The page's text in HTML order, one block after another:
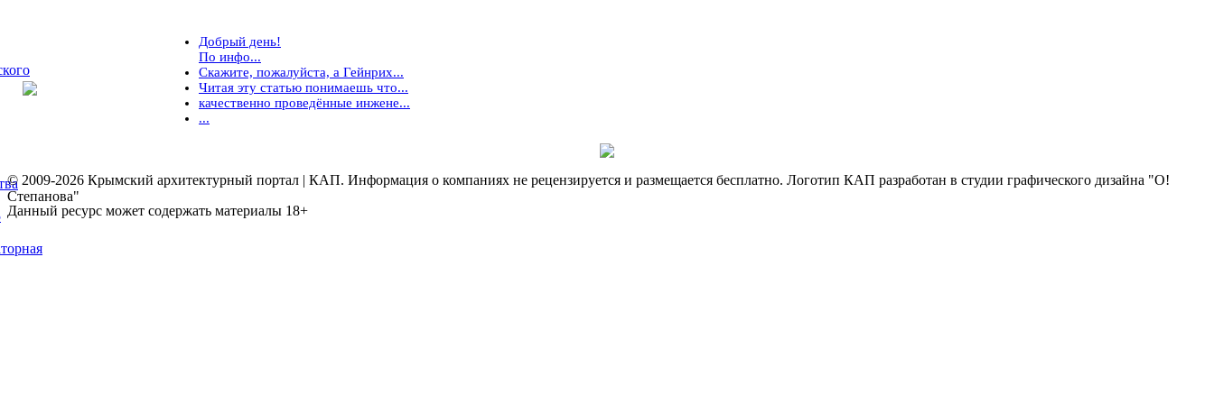
Добрый день!
По инфо...
Скажите, пожалуйста, а Гейнрих...
Читая эту статью понимаешь что...
качественно проведённые инжене...
...
© 2009-2026 Крымский архитектурный портал | КАП. Информация о компаниях не рецензируется и размещается бесплатно. Логотип КАП разработан в студии графического дизайна "О!
Степанова"
Данный ресурс может содержать материалы 18+